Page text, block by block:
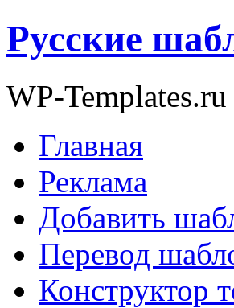
Русские
WP-Templates.ru
Главная
Реклама
Добавить
Перевод
Конструктор